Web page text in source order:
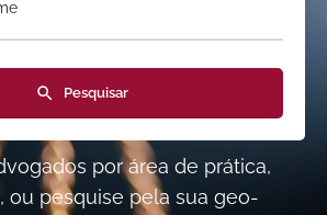
Pesquisar
por área de prática,
ou pesquise pela sua geo-